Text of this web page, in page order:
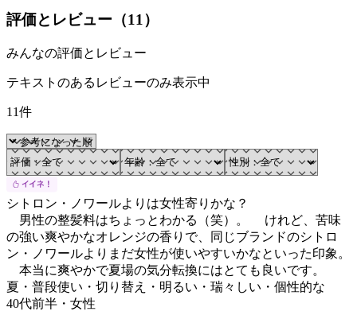
評価とレビュー（11 ）
みんなの評価とレビュー
テキストのあるレビューのみ表示中
11件
シトロン・ノワールよりは女性寄りかな？
男性の整髪料はちょっとわかる（笑）。 けれど、苦味
の強い爽やかなオレンジの香りで、同じブランドのシトロ
ン・ノワールよりまだ女性が使いやすいかなといった印象。
本当に爽やかで夏場の気分転換にはとても良いです。
夏・普段使い・切り替え・明るい・瑞々しい・個性的な
40代前半 ・ 女性